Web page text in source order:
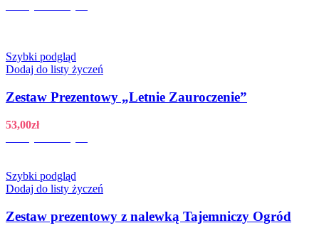
Szybki podgląd
Dodaj do listy życzeń
Zestaw Prezentowy „Letnie Zauroczenie”
53,00zł
Szybki podgląd
Dodaj do listy życzeń
Zestaw prezentowy z nalewką Tajemniczy Ogród